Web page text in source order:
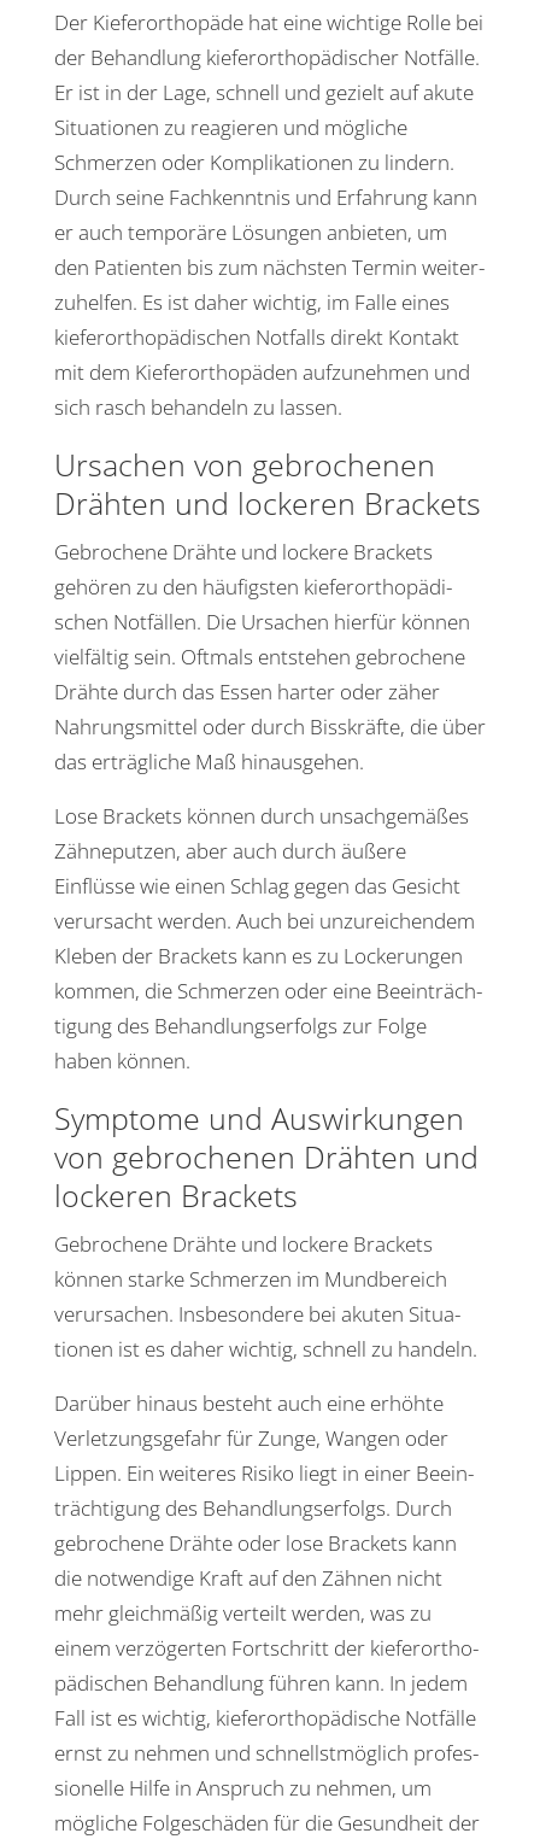
Der Kiefer­or­tho­päde hat eine wich­tige Rolle bei
der Behand­lung kiefer­or­tho­pä­di­scher Notfälle.
Er ist in der Lage, schnell und gezielt auf akute
Situa­tionen zu reagieren und mögliche
Schmerzen oder Kompli­ka­tionen zu lindern.
Durch seine Fach­kenntnis und Erfah­rung kann
er auch tempo­räre Lösungen anbieten, um
den Pati­enten bis zum nächsten Termin weiter­
zu­helfen. Es ist daher wichtig, im Falle eines
kiefer­or­tho­pä­di­schen Notfalls direkt Kontakt
mit dem Kiefer­or­tho­päden aufzu­nehmen und
sich rasch behan­deln zu lassen.
Ursa­chen von gebro­chenen
Drähten und lockeren Brackets
Gebro­chene Drähte und lockere Brackets
gehören zu den häufigsten kiefer­or­tho­pä­di­
schen Notfällen. Die Ursa­chen hierfür können
viel­fältig sein. Oftmals entstehen gebro­chene
Drähte durch das Essen harter oder zäher
Nahrungs­mittel oder durch Biss­kräfte, die über
das erträg­liche Maß hinausgehen.
Lose Brackets können durch unsach­ge­mäßes
Zähne­putzen, aber auch durch äußere
Einflüsse wie einen Schlag gegen das Gesicht
verur­sacht werden. Auch bei unzu­rei­chendem
Kleben der Brackets kann es zu Locke­rungen
kommen, die Schmerzen oder eine Beein­träch­
ti­gung des Behand­lungs­er­folgs zur Folge
haben können.
Symptome und Auswir­kungen
von gebro­chenen Drähten und
lockeren Brackets
Gebro­chene Drähte und lockere Brackets
können starke Schmerzen im Mund­be­reich
verur­sa­chen. Insbe­son­dere bei akuten Situa­
tionen ist es daher wichtig, schnell zu handeln.
Darüber hinaus besteht auch eine erhöhte
Verlet­zungs­ge­fahr für Zunge, Wangen oder
Lippen. Ein weiteres Risiko liegt in einer Beein­
träch­ti­gung des Behand­lungs­er­folgs. Durch
gebro­chene Drähte oder lose Brackets kann
die notwen­dige Kraft auf den Zähnen nicht
mehr gleich­mäßig verteilt werden, was zu
einem verzö­gerten Fort­schritt der kiefer­or­tho­
pä­di­schen Behand­lung führen kann. In jedem
Fall ist es wichtig, kiefer­or­tho­pä­di­sche Notfälle
ernst zu nehmen und schnellst­mög­lich profes­
sio­nelle Hilfe in Anspruch zu nehmen, um
mögliche Folge­schäden für die Gesund­heit der